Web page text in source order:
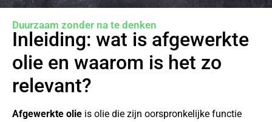
Duurzaam zonder na te denken
Inleiding: wat is afgewerkte
olie en waarom is het zo
relevant?
Afgewerkte olie is olie die zijn oorspronkelijke functie